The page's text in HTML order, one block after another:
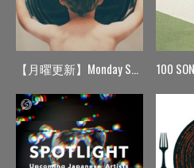
【月曜更新】Monday Spin 100